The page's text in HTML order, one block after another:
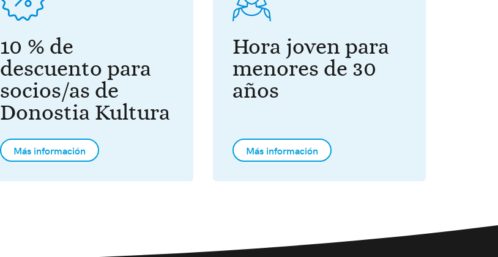
10 % de
descuento para
socios/as de
Donostia Kultura
Más información
Hora joven para
menores de 30
años
Más información